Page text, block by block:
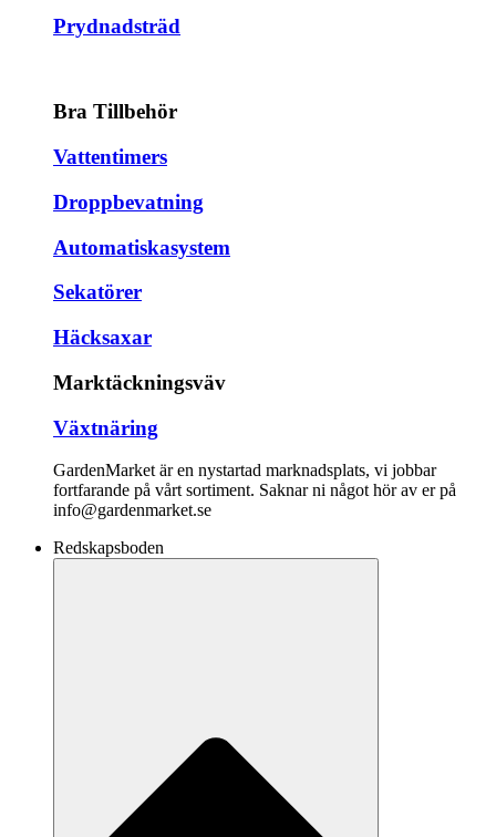
Prydnadsträd
Bra Tillbehör
Vattentimers
Droppbevatning
Automatiskasystem
Sekatörer
Häcksaxar
Marktäckningsväv
Växtnäring
GardenMarket är en nystartad marknadsplats, vi jobbar
fortfarande på vårt sortiment. Saknar ni något hör av er på
info@gardenmarket.se
Redskapsboden